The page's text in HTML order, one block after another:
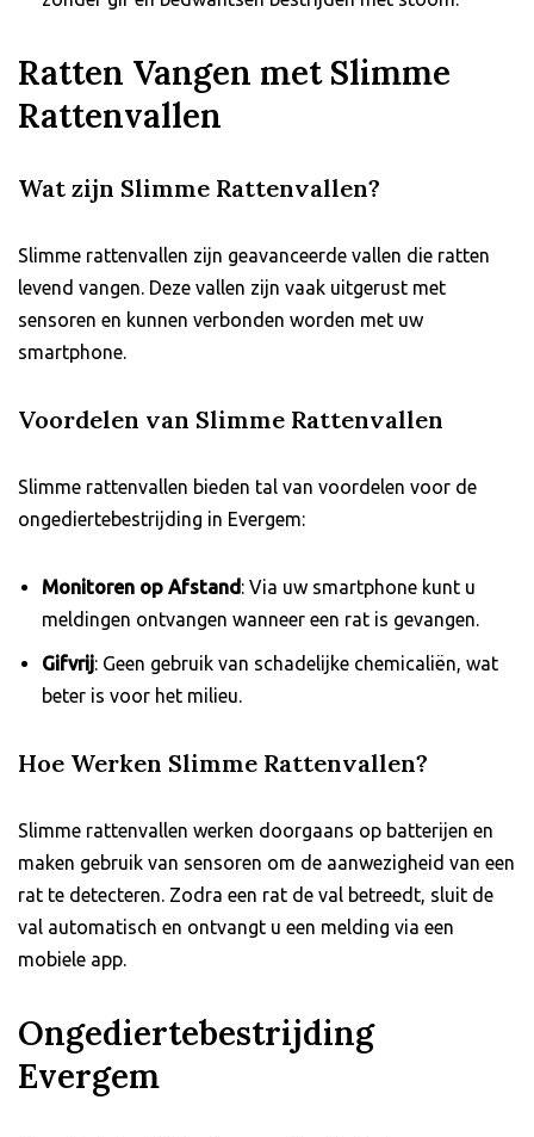
Ratten Vangen met Slimme
Rattenvallen
Wat zijn Slimme Rattenvallen?
Slimme rattenvallen zijn geavanceerde vallen die ratten
levend vangen. Deze vallen zijn vaak uitgerust met
sensoren en kunnen verbonden worden met uw
smartphone.
Voordelen van Slimme Rattenvallen
Slimme rattenvallen bieden tal van voordelen voor de
ongediertebestrijding in Evergem:
Monitoren op Afstand : Via uw smartphone kunt u
meldingen ontvangen wanneer een rat is gevangen.
Gifvrij: Geen gebruik van schadelijke chemicaliën, wat
beter is voor het milieu.
Hoe Werken Slimme Rattenvallen?
Slimme rattenvallen werken doorgaans op batterijen en
maken gebruik van sensoren om de aanwezigheid van een
rat te detecteren. Zodra een rat de val betreedt, sluit de
val automatisch en ontvangt u een melding via een
mobiele app.
Ongediertebestrijding
Evergem